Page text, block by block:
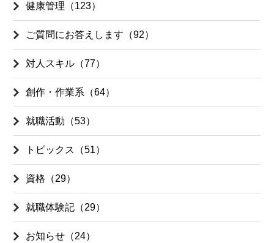
健康管理（123）
ご質問にお答えします（92）
対人スキル（77）
創作・作業系（64）
就職活動（53）
トピックス（51）
資格（29）
就職体験記（29）
お知らせ（24）